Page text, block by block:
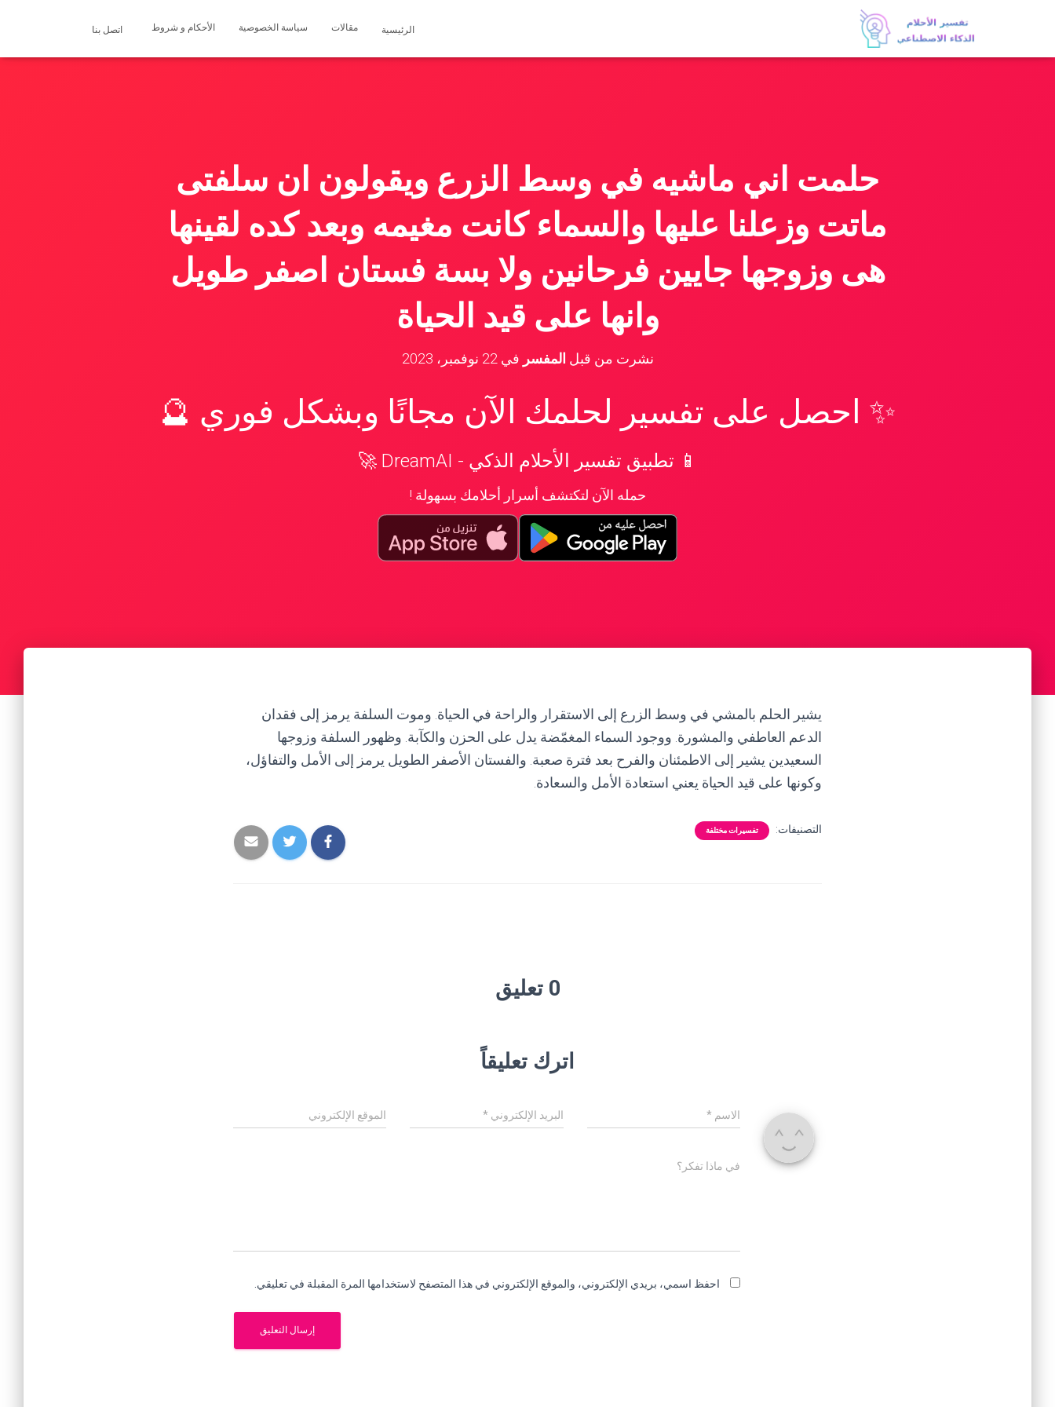
الرئيسية مقالات سياسة الخصوصية الأحكام و شروط اتصل بنا
حلمت اني ماشيه في وسط الزرع ويقولون ان سلفتى
ماتت وزعلنا عليها والسماء كانت مغيمه وبعد كده لقينها
هى وزوجها جايين فرحانين ولا بسة فستان اصفر طويل
وانها على قيد الحياة
نشرت من قبل المفسر في 22 نوفمبر، 2023
✨ احصل على تفسير لحلمك الآن مجانًا وبشكل فوري 🔮
📱 تطبيق تفسير الأحلام الذكي - DreamAI 🚀
حمله الآن لتكتشف أسرار أحلامك بسهولة !
يشير الحلم بالمشي في وسط الزرع إلى الاستقرار والراحة في الحياة. وموت السلفة يرمز إلى فقدان
الدعم العاطفي والمشورة. ووجود السماء المغمّضة يدل على الحزن والكآبة. وظهور السلفة وزوجها
السعيدين يشير إلى الاطمئنان والفرح بعد فترة صعبة. والفستان الأصفر الطويل يرمز إلى الأمل والتفاؤل،
وكونها على قيد الحياة يعني استعادة الأمل والسعادة.
التصنيفات: تفسيرات مختلفة
0 تعليق
اترك تعليقاً
الاسم * البريد الإلكتروني * الموقع الإلكتروني
في ماذا تفكر؟
احفظ اسمي، بريدي الإلكتروني، والموقع الإلكتروني في هذا المتصفح لاستخدامها المرة المقبلة في تعليقي.